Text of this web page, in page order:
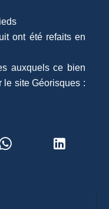
ont été refaits en
auxquels ce bien
le site Géorisques :